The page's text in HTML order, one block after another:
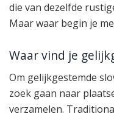
die van dezelfde
Maar waar begin je
Waar vind je
Om gelijkgestemde
zoek gaan naar
verzamelen.